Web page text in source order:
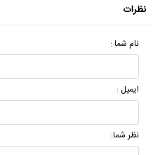
نظرات
نام شما :
ایمیل :
نظر شما: